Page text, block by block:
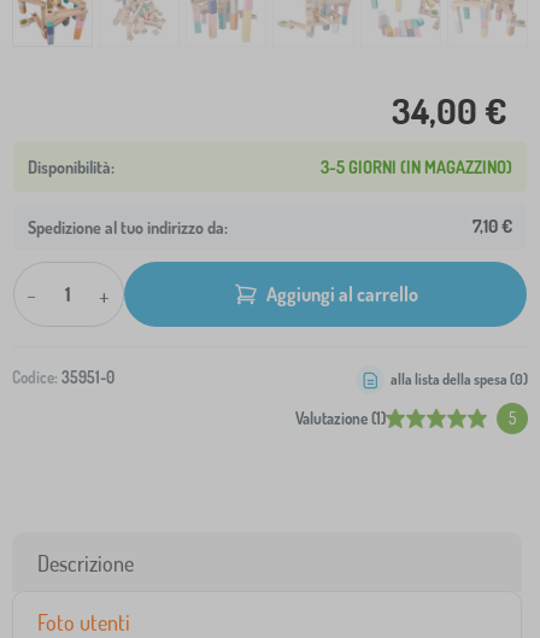
34,00 €
3-5 GIORNI (IN MAGAZZINO)
Spedizione al tuo indirizzo da: 7,10 €
- + Aggiungi al carrello
Codice: 35951-0
Valutazione (1) 5
alla lista della spesa (0)
Descrizione
Foto utenti